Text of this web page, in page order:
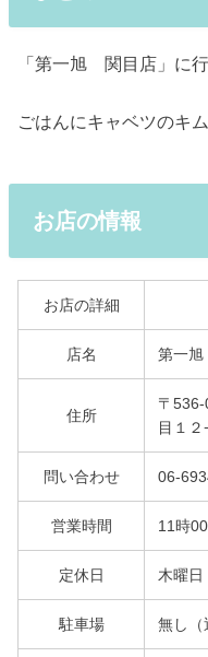
「第一旭 関目店」に
ごはんにキャベツのキ
お店の情報
お店の詳細
店名 第一
住所
〒
目１２
問い合わせ 06-
営業時間 11時
定休日 木曜日
駐車場 無し（